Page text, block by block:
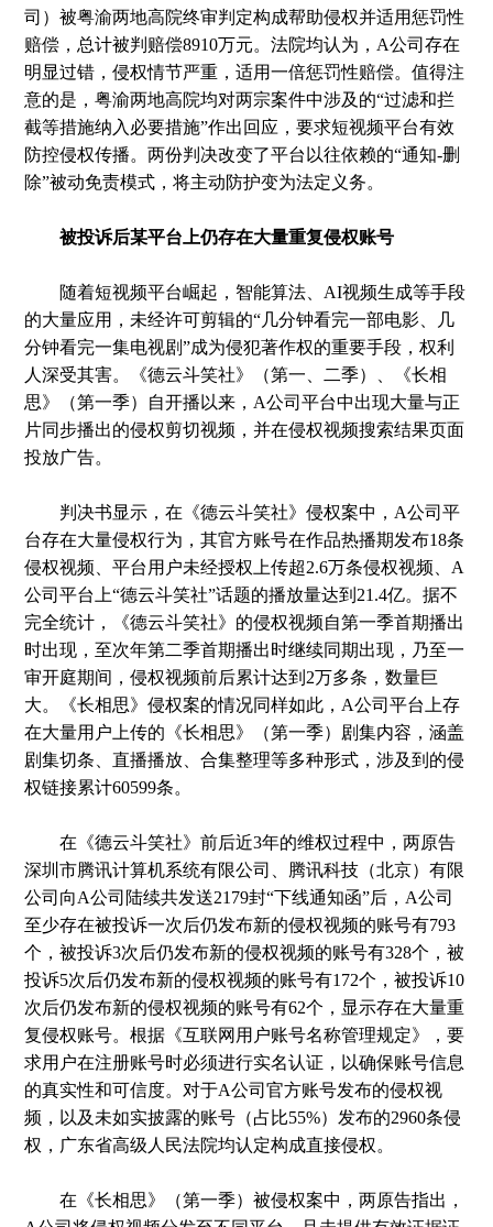
司）被粤渝两地高院终审判定构成帮助侵权并适用惩罚性
赔偿，总计被判赔偿8910万元。法院均认为，A公司存在
明显过错，侵权情节严重，适用一倍惩罚性赔偿。值得注
意的是，粤渝两地高院均对两宗案件中涉及的“过滤和拦
截等措施纳入必要措施”作出回应，要求短视频平台有效
防控侵权传播。两份判决改变了平台以往依赖的“通知-删
除”被动免责模式，将主动防护变为法定义务。
被投诉后某平台上仍存在大量重复侵权账号
随着短视频平台崛起，智能算法、AI视频生成等手段
的大量应用，未经许可剪辑的“几分钟看完一部电影、几
分钟看完一集电视剧”成为侵犯著作权的重要手段，权利
人深受其害。《德云斗笑社》（第一、二季）、《长相
思》（第一季）自开播以来，A公司平台中出现大量与正
片同步播出的侵权剪切视频，并在侵权视频搜索结果页面
投放广告。
判决书显示，在《德云斗笑社》侵权案中，A公司平
台存在大量侵权行为，其官方账号在作品热播期发布18条
侵权视频、平台用户未经授权上传超2.6万条侵权视频、A
公司平台上“德云斗笑社”话题的播放量达到21.4亿。据不
完全统计，《德云斗笑社》的侵权视频自第一季首期播出
时出现，至次年第二季首期播出时继续同期出现，乃至一
审开庭期间，侵权视频前后累计达到2万多条，数量巨
大。《长相思》侵权案的情况同样如此，A公司平台上存
在大量用户上传的《长相思》（第一季）剧集内容，涵盖
剧集切条、直播播放、合集整理等多种形式，涉及到的侵
权链接累计60599条。
在《德云斗笑社》前后近3年的维权过程中，两原告
深圳市腾讯计算机系统有限公司、腾讯科技（北京）有限
公司向A公司陆续共发送2179封“下线通知函”后，A公司
至少存在被投诉一次后仍发布新的侵权视频的账号有793
个，被投诉3次后仍发布新的侵权视频的账号有328个，被
投诉5次后仍发布新的侵权视频的账号有172个，被投诉10
次后仍发布新的侵权视频的账号有62个，显示存在大量重
复侵权账号。根据《互联网用户账号名称管理规定》，要
求用户在注册账号时必须进行实名认证，以确保账号信息
的真实性和可信度。对于A公司官方账号发布的侵权视
频，以及未如实披露的账号（占比55%）发布的2960条侵
权，广东省高级人民法院均认定构成直接侵权。
在《长相思》（第一季）被侵权案中，两原告指出，